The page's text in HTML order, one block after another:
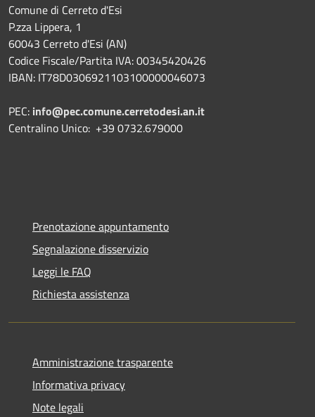
Comune di Cerreto d'Esi
P.zza Lippera, 1
60043 Cerreto d'Esi (AN)
Codice Fiscale/Partita IVA: 00345420426
IBAN: IT78D0306921103100000046073
PEC: info@pec.comune.cerretodesi.an.it
Centralino Unico: +39 0732.679000
Prenotazione appuntamento
Segnalazione disservizio
Leggi le FAQ
Richiesta assistenza
Amministrazione trasparente
Informativa privacy
Note legali